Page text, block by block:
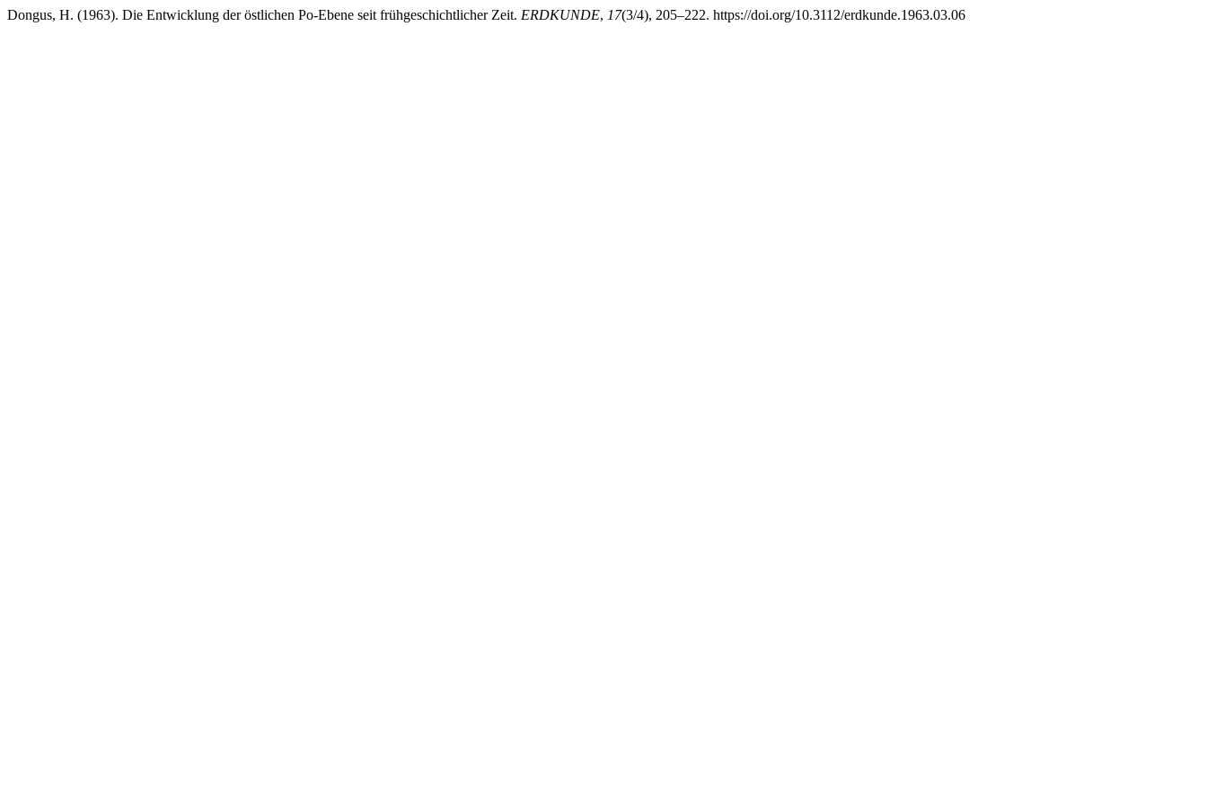
Dongus, H. (1963). Die Entwicklung der östlichen Po-Ebene seit frühgeschichtlicher Zeit. ERDKUNDE, 17(3/4), 205–222. https://doi.org/10.3112/erdkunde.1963.03.06